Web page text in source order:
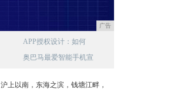
广告
APP授权设计：如何
奥巴马最爱智能手机宣
沪上以南，东海之滨，钱塘江畔，